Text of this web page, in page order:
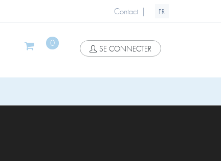
Contact | FR
0
SE CONNECTER